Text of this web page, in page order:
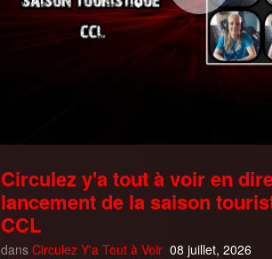
Circulez y'a tout à voir en
lancement de la saison
CCL
dans Circulez Y'a Tout à Voir 08 juillet, 2026